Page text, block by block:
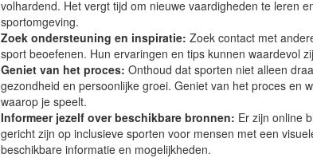
volhardend. Het vergt tijd om nieuwe vaardigheden te leren
sportomgeving.
Zoek ondersteuning en inspiratie: Zoek contact met
sport beoefenen. Hun ervaringen en tips kunnen waardevol
Geniet van het proces: Onthoud dat sporten niet alleen
gezondheid en persoonlijke groei. Geniet van het proces en
waarop je speelt.
Informeer jezelf over beschikbare bronnen: Er zijn online
gericht zijn op inclusieve sporten voor mensen met een
beschikbare informatie en mogelijkheden.